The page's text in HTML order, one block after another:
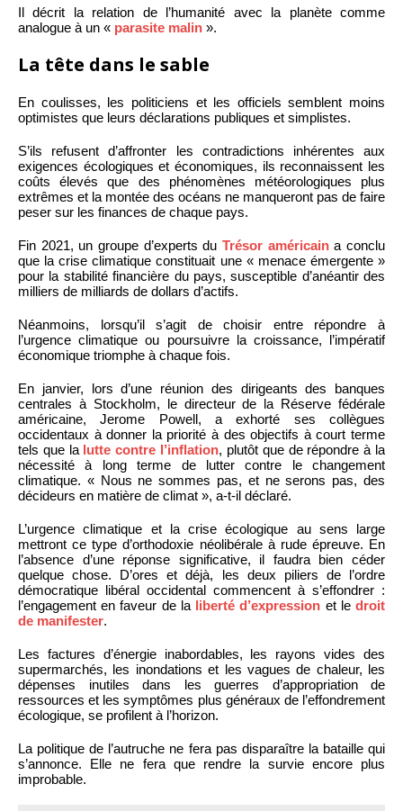
Il décrit la relation de l’humanité avec la planète comme
analogue à un « parasite malin ».
La tête dans le sable
En coulisses, les politiciens et les officiels semblent moins
optimistes que leurs déclarations publiques et simplistes.
S’ils refusent d’affronter les contradictions inhérentes aux
exigences écologiques et économiques, ils reconnaissent les
coûts élevés que des phénomènes météorologiques plus
extrêmes et la montée des océans ne manqueront pas de faire
peser sur les finances de chaque pays.
Fin 2021, un groupe d’experts du Trésor américaina conclu
que la crise climatique constituait une « menace émergente »
pour la stabilité financière du pays, susceptible d’anéantir des
milliers de milliards de dollars d’actifs.
Néanmoins, lorsqu’il s’agit de choisir entre répondre à
l’urgence climatique ou poursuivre la croissance, l’impératif
économique triomphe à chaque fois.
En janvier, lors d’une réunion des dirigeants des banques
centrales à Stockholm, le directeur de la Réserve fédérale
américaine, Jerome Powell, a exhorté ses collègues
occidentaux à donner la priorité à des objectifs à court terme
tels que la lutte contre l’inflation, plutôt que de répondre à la
nécessité à long terme de lutter contre le changement
climatique. « Nous ne sommes pas, et ne serons pas, des
décideurs en matière de climat », a-t-il déclaré.
L’urgence climatique et la crise écologique au sens large
mettront ce type d’orthodoxie néolibérale à rude épreuve. En
l’absence d’une réponse significative, il faudra bien céder
quelque chose. D’ores et déjà, les deux piliers de l’ordre
démocratique libéral occidental commencent à s’effondrer :
l’engagement en faveur de la liberté d’expression et ledroit
de manifester.
Les factures d’énergie inabordables, les rayons vides des
supermarchés, les inondations et les vagues de chaleur, les
dépenses inutiles dans les guerres d’appropriation de
ressources et les symptômes plus généraux de l’effondrement
écologique, se profilent à l’horizon.
La politique de l’autruche ne fera pas disparaître la bataille qui
s’annonce. Elle ne fera que rendre la survie encore plus
improbable.